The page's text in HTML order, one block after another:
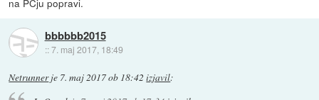
na PCju popravi.
bbbbbb2015
::7. maj 2017, 18:49
Netrunnerje 7. maj 2017 ob 18:42 izjavil: